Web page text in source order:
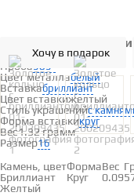
Хочу в подарок
Основные
Тип металла золото
Проба585°
Цвет металлабелый
Вставкабриллиант
Цвет вставкижелтый
Стиль украшенийс
Форма вставкикруг
Вес1.32 грамм
Размер16
Вставки
Камень, цветФормаВес
Бриллиант
Желтый
Круг 0.09